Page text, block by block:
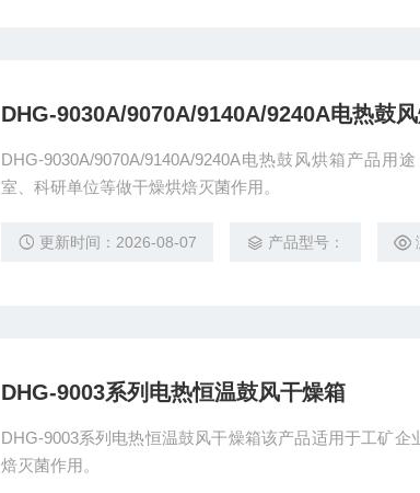
DHG-9030A/9070A/9140A/9240A电热鼓
DHG-9030A/9070A/9140A/9240A电热鼓风烘箱产品用
室、科研单位等做干燥烘焙灭菌作用。
更新时间：2026-08-07 产品型号：
DHG-9003系列电热恒温鼓风干燥箱
DHG-9003系列电热恒温鼓风干燥箱该产品适用于工矿
焙灭菌作用。